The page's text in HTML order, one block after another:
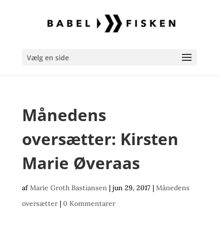
Vælg en side
Månedens
oversætter: Kirsten
Marie Øveraas
afMarie Groth Bastiansen| jun 29, 2017| Månedens
oversætter| 0 Kommentarer